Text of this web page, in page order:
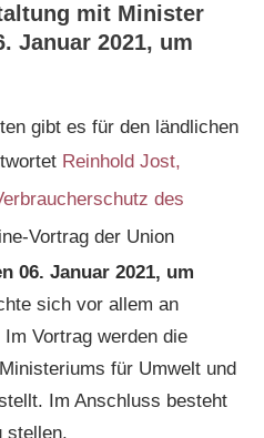
mit Minister
Januar 2021, um
gibt es für den ländlichen
Reinhold Jost,
des
Vortrag der Union
06. Januar 2021, um
sich vor allem an
Vortrag werden die
für Umwelt und
Im Anschluss besteht
stellen.